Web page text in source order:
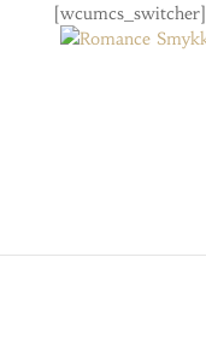
[wcumcs_switcher]